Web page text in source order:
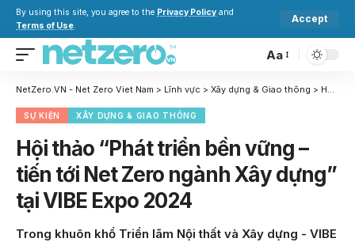
By using this site, you agree to the Privacy Policy and
Terms of Use.
Accept
Aa
NetZero.VN - Net Zero Viet Nam > Lĩnh vực > Xây dựng & Giao thông > Hội thảo “Phát triển bền vững – tiến tới Net Zero ngành Xây dựng” tại VIBE Expo 2024
SỰ KIỆN XÂY DỰNG & GIAO THÔNG
Hội thảo “Phát triển bền vững –
tiến tới Net Zero ngành Xây dựng”
tại VIBE Expo 2024
Trong khuôn khổ Triển lãm Nội thất và Xây dựng - VIBE